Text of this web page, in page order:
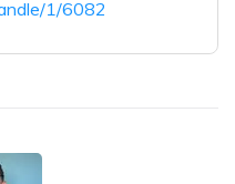
1/6082